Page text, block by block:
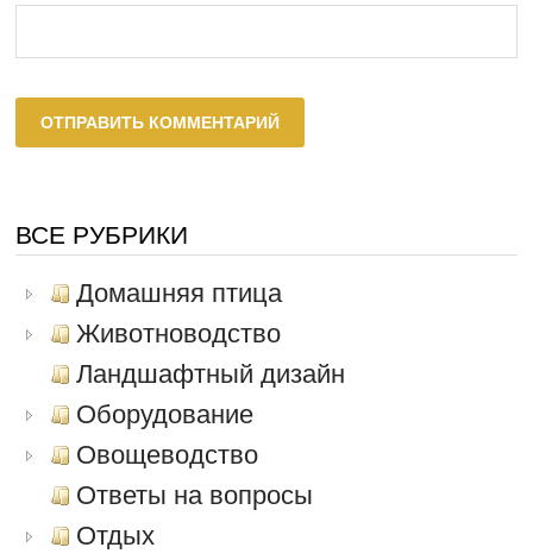
ВСЕ РУБРИКИ
Домашняя птица
Животноводство
Ландшафтный дизайн
Оборудование
Овощеводство
Ответы на вопросы
Отдых